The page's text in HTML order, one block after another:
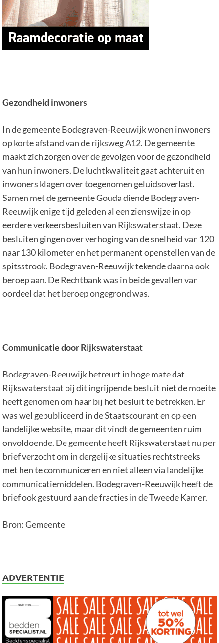
Gezondheid inwoners
In de gemeente Bodegraven-Reeuwijk wonen inwoners
op korte afstand van de rijksweg A12. De gemeente
maakt zich zorgen over de gevolgen voor de gezondheid
van hun inwoners. De luchtkwaliteit gaat achteruit en
inwoners klagen over toegenomen geluidsoverlast.
Samen met de gemeente Gouda diende Bodegraven-
Reeuwijk enige tijd geleden al een zienswijze in op
eerdere verkeersbesluiten van Rijkswaterstaat. Deze
besluiten gingen over verhoging van de snelheid van 120
naar 130 kilometer en het permanent openstellen van de
spitsstrook. Bodegraven-Reeuwijk tekende daarna ook
beroep aan. De Rechtbank was in beide gevallen van
oordeel dat het beroep ongegrond was.
Communicatie door Rijkswaterstaat
Bodegraven-Reeuwijk betreurt in hoge mate dat
Rijkswaterstaat bij dit ingrijpende besluit niet de moeite
heeft genomen om haar bij het besluit te betrekken. Er
was wel gepubliceerd in de Staatscourant en op een
landelijke website, maar dit vindt de gemeenten ruim
onvoldoende. De gemeente heeft Rijkswaterstaat nu per
brief verzocht om in dergelijke situaties rechtstreeks
met hen te communiceren en niet alleen via landelijke
communicatiemiddelen. Bodegraven-Reeuwijk heeft de
brief ook gestuurd aan de fracties in de Tweede Kamer.
Bron: Gemeente
ADVERTENTIE